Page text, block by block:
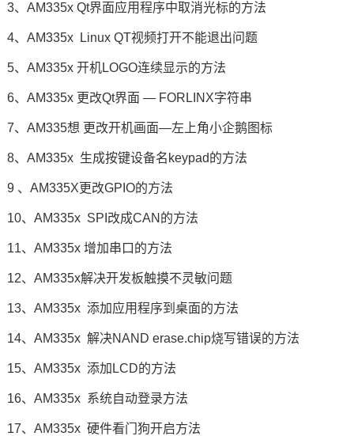
3、AM335x Qt界面应用程序中取消光标的方法
4、AM335x Linux QT视频打开不能退出问题
5、AM335x 开机LOGO连续显示的方法
6、AM335x 更改Qt界面 — FORLINX字符串
7、AM335想 更改开机画面—左上角小企鹅图标
8、AM335x 生成按键设备名keypad的方法
9 、AM335X更改GPIO的方法
10、AM335x SPI 改成CAN的方法
11、AM335x 增加串口的方法
12、AM335x解决开发板触摸不灵敏问题
13、AM335x添加应用程序到桌面的方法
14、AM335x解决NAND erase.chip烧写错误的方法
15、AM335x添加LCD的方法
16、AM335x系统自动登录方法
17、AM335x硬件看门狗开启方法